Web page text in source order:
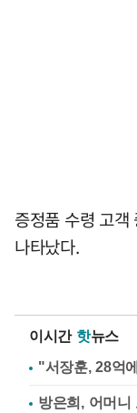
증정품 수령 고
나타났다.
이시간 핫뉴스
"서장훈, 28억
방은희, 어머